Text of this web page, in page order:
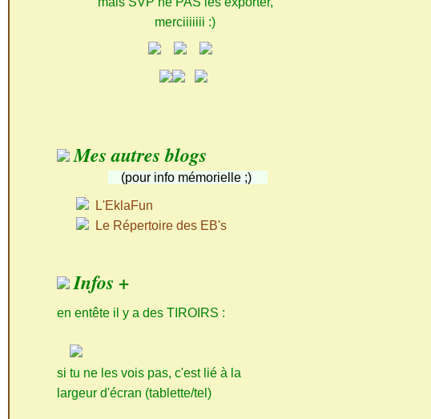
merciiiiiii :)
Mes autres blogs
(pour info mémorielle ;)
L'EklaFun
Le Répertoire des EB's
Infos +
en entête il y a des TIROIRS :
si tu ne les vois pas, c'est lié à la
largeur d'écran (tablette/tel)